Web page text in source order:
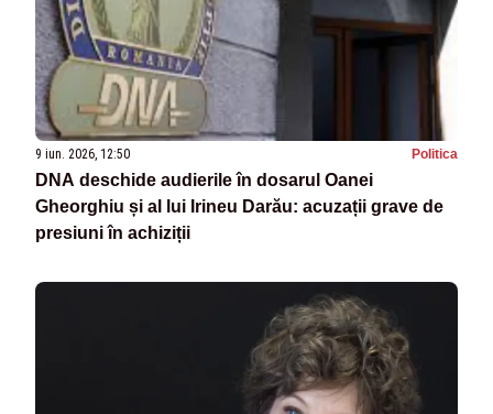
9 iun. 2026, 12:50 Politica
DNA deschide audierile în dosarul Oanei
Gheorghiu și al lui Irineu Darău: acuzații grave de
presiuni în achiziții